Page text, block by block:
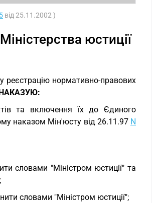
від 25.11.2002 )
юстиції
реєстрацію нормативно-правових
та включення їх до Єдиного
наказом Мін'юсту від 26.11.97 N
словами "Міністром юстиції" та
словами "Міністром юстиції";